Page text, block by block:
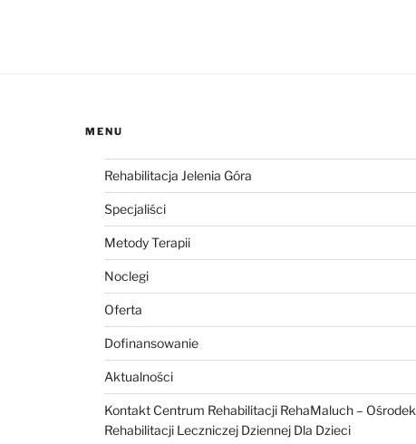
MENU
Rehabilitacja Jelenia Góra
Specjaliści
Metody Terapii
Noclegi
Oferta
Dofinansowanie
Aktualności
Kontakt Centrum Rehabilitacji RehaMaluch – Ośrodek
Rehabilitacji Leczniczej Dziennej Dla Dzieci